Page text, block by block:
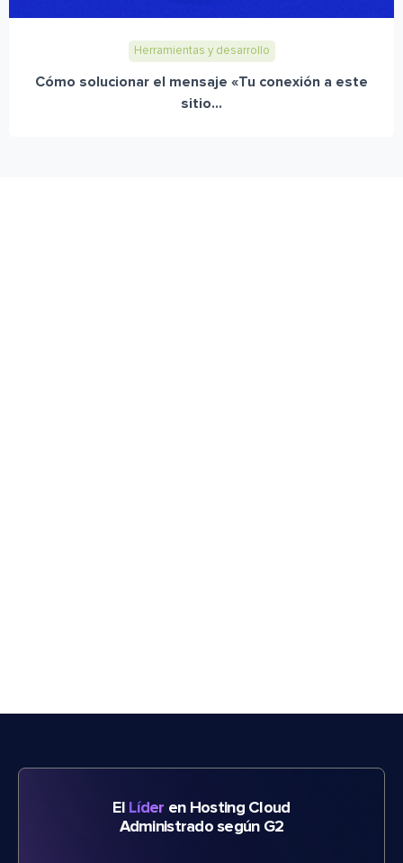
Herramientas y desarrollo
Cómo solucionar el mensaje «Tu conexión a este
sitio...
El Líder en Hosting Cloud
Administrado según G2